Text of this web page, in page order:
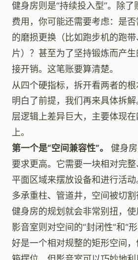
健身房则是“持续投入型”。除
费用，你可能还需要考虑：是
的磨损更换（比如跑步机的跑
片）？甚至为了坚持锻炼而产
接开销。这笔账要算清楚。
从四个硬指标，拆开看两者的
明白了前提，我们再来具体拆
层逻辑上差异巨大，主要体现
上。
第一个是“空间兼容性”。
健身
要求更高。它需要一块相对完
平面区域来摆放设备和进行活
多承重柱、管道井，空间被切
健身房的规划就会非常别扭，使
影音室则对空间的“封闭性”和“
好是一个相对规整的矩形空间